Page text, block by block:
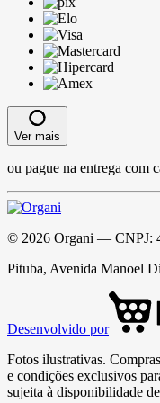
Ver mais
ou pague na entrega com
© 2026 Organi — CNPJ:
Pituba, Avenida Manoel
Desenvolvido por
Fotos ilustrativas.
e condições exclusivos
sujeita à disponibilidade